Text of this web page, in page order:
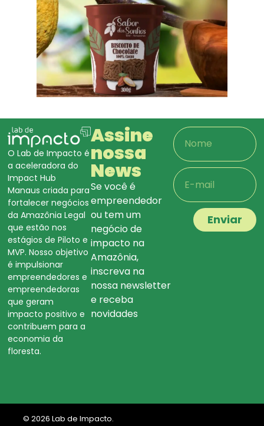
O Lab de Impacto é
a aceleradora do
Impact Hub
Manaus criada para
fortalecer negócios
da Amazônia Legal
que estão nos
estágios de Piloto e
MVP. Nosso objetivo
é impulsionar
empreendedores e
empreendedoras
que geram
impacto positivo e
contribuem para a
economia da
floresta.
Assine
nossa
News
Se você é
empreendedor
ou tem um
negócio de
impacto na
Amazônia,
inscreva na
nossa newsletter
e receba
novidades
Enviar
© 2026 Lab de Impacto.